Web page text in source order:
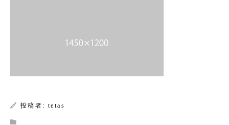
: Attempt to read property
/home/xs588222/tokisake.or.jp/public_html/wp-
投稿者: tetas